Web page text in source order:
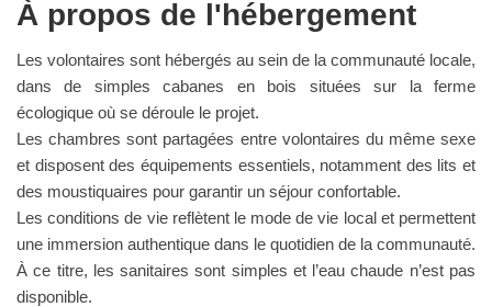
À propos de l'hébergement
Les volontaires sont hébergés au sein de la communauté locale,
dans de simples cabanes en bois situées sur la ferme
écologique où se déroule le projet.
Les chambres sont partagées entre volontaires du même sexe
et disposent des équipements essentiels, notamment des lits et
des moustiquaires pour garantir un séjour confortable.
Les conditions de vie reflètent le mode de vie local et permettent
une immersion authentique dans le quotidien de la communauté.
À ce titre, les sanitaires sont simples et l’eau chaude n’est pas
disponible.